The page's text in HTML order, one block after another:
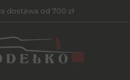
dostawa od 700 zł